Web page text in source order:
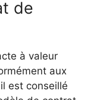
de
à valeur
aux
est conseillé